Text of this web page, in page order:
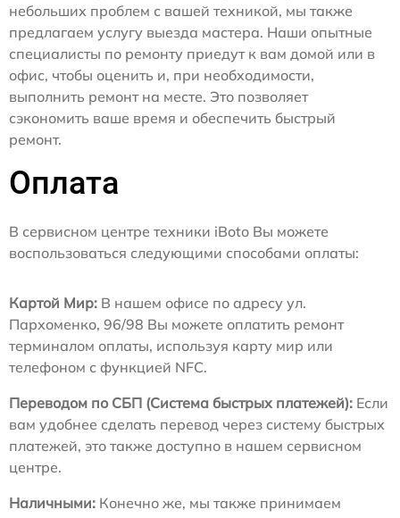
небольших проблем с вашей техникой, мы также
предлагаем услугу выезда мастера. Наши опытные
специалисты по ремонту приедут к вам домой или в
офис, чтобы оценить и, при необходимости,
выполнить ремонт на месте. Это позволяет
сэкономить ваше время и обеспечить быстрый
ремонт.
Оплата
В сервисном центре техники iBoto Вы можете
воспользоваться следующими способами оплаты:
Картой Мир: В нашем офисе по адресу ул.
Пархоменко, 96/98 Вы можете оплатить ремонт
терминалом оплаты, используя карту мир или
телефоном с функцией NFC.
Переводом по СБП (Система быстрых платежей): Если
вам удобнее сделать перевод через систему быстрых
платежей, это также доступно в нашем сервисном
центре.
Наличными: Конечно же, мы также принимаем